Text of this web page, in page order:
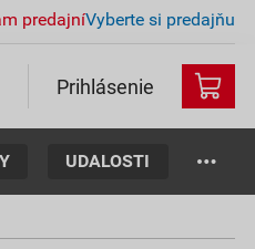
predajníVyberte si predajňu
Prihlásenie
UDALOSTI